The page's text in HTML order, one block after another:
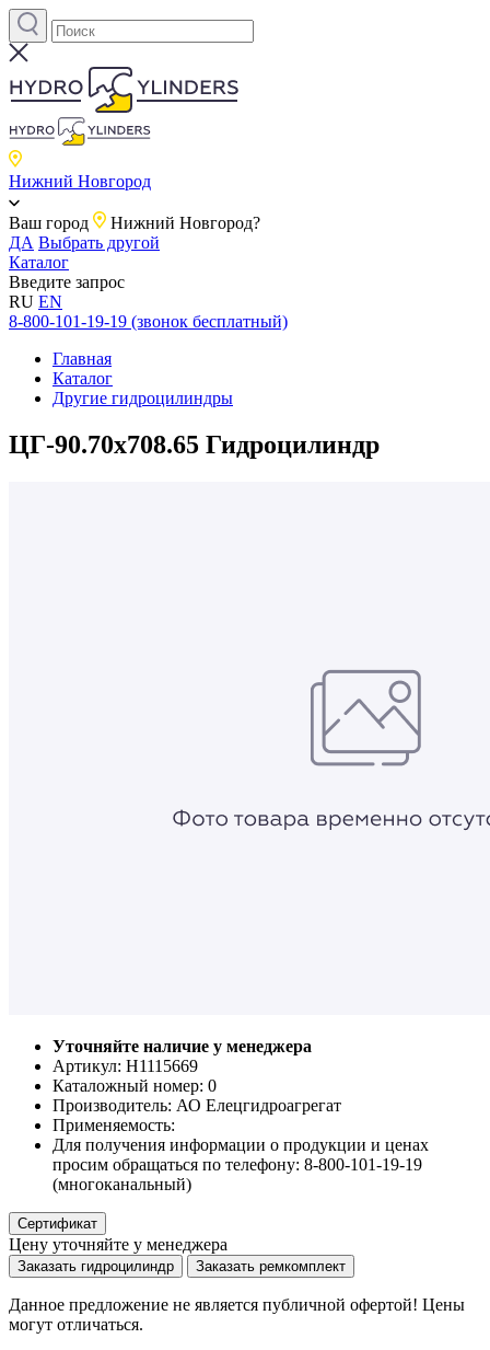
Нижний Новгород
Ваш город
Нижний Новгород?
ДА Выбрать другой
Каталог
Введите запрос
RU EN
8-800-101-19-19 (звонок бесплатный)
Главная
Каталог
Другие гидроцилиндры
ЦГ-90.70х708.65 Гидроцилиндр
Уточняйте наличие у менеджера
Артикул: Н1115669
Каталожный номер: 0
Производитель: АО Елецгидроагрегат
Применяемость:
Для получения информации о продукции и ценах
просим обращаться по телефону: 8-800-101-19-19
(многоканальный)
Сертификат
Цену уточняйте у менеджера
Заказать гидроцилиндр Заказать ремкомплект
Данное предложение не является публичной офертой! Цены
могут отличаться.